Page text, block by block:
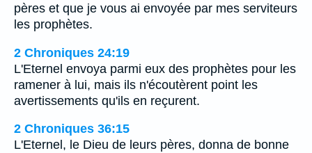
pères et que je vous ai envoyée par mes serviteurs
les prophètes.
2 Chroniques 24:19
L'Eternel envoya parmi eux des prophètes pour les
ramener à lui, mais ils n'écoutèrent point les
avertissements qu'ils en reçurent.
2 Chroniques 36:15
L'Eternel, le Dieu de leurs pères, donna de bonne